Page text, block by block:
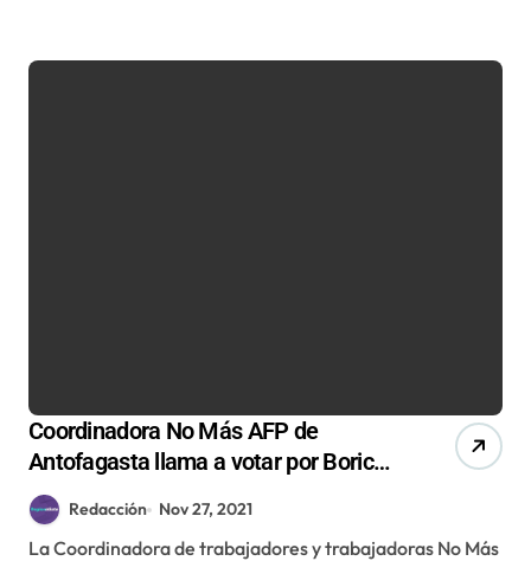
Coordinadora No Más AFP de
Antofagasta llama a votar por Boric
para evitar el avance de la extrema
derechaRedacción Nov 27, 2021
La Coordinadora de trabajadores y trabajadoras No Más